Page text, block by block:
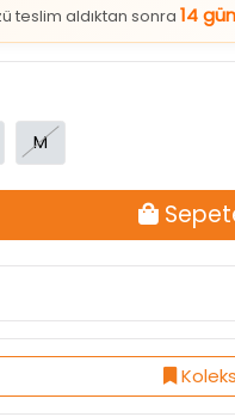
teslim aldıktan sonra 14
M